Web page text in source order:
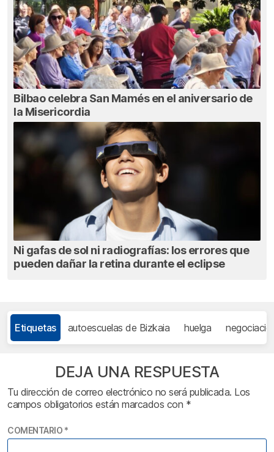
Bilbao celebra San Mamés en el aniversario de
la Misericordia
Ni gafas de sol ni radiografías: los errores que
pueden dañar la retina durante el eclipse
Etiquetas autoescuelas de Bizkaia huelga
DEJA UNA RESPUESTA
Tu dirección de correo electrónico no será publicada. Los
campos obligatorios están marcados con *
COMENTARIO *